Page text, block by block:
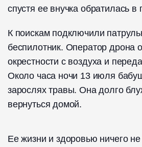
спустя ее внучка обратилась
К поискам подключили
беспилотник. Оператор дрона
окрестности с воздуха и
Около часа ночи 13 июля
зарослях травы. Она долго
вернуться домой.
Ее жизни и здоровью ничего не